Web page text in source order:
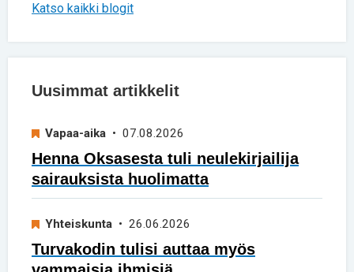
Katso kaikki blogit
Uusimmat artikkelit
Vapaa-aika • 07.08.2026
Henna Oksasesta tuli neulekirjailija
sairauksista huolimatta
Yhteiskunta • 26.06.2026
Turvakodin tulisi auttaa myös